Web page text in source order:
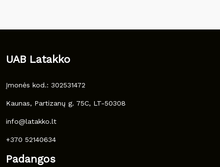
UAB Latakko
Įmonės kod.: 302531472
Kaunas, Partizanų g. 75C, LT-50308
info@latakko.lt
+370 52140634
Padangos